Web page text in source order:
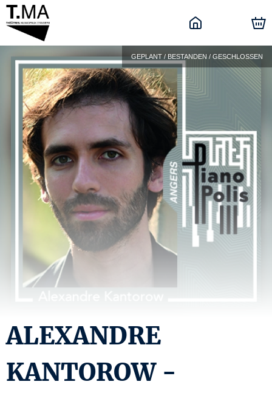
GEPLANT / BESTANDEN / GESCHLOSSEN
ALEXANDRE
KANTOROW -